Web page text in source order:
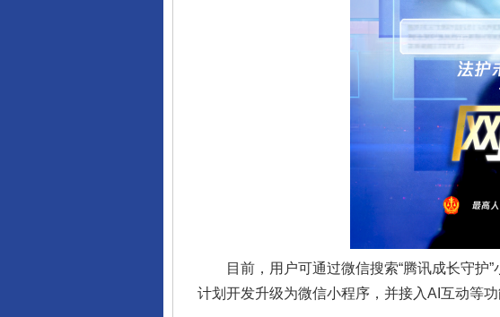
目前，用户可通过微信搜索“腾讯成长守护”
计划开发升级为微信小程序，并接入AI互动等功